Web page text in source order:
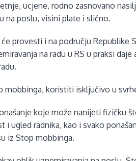
ucjene, rodno zasnovano
na poslu, visini plate i slično.
provesti i na području Republike
na radu u RS u praksi daje
mobbinga, koristiti isključivo u
koje može nanijeti fizičku
ugled radnika, kao i svako
iz Stop mobbinga.